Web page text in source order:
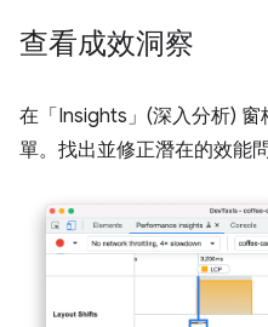
查看成效洞察
在「Insights」(深入分析) 窗
單。找出並修正潛在的效能問